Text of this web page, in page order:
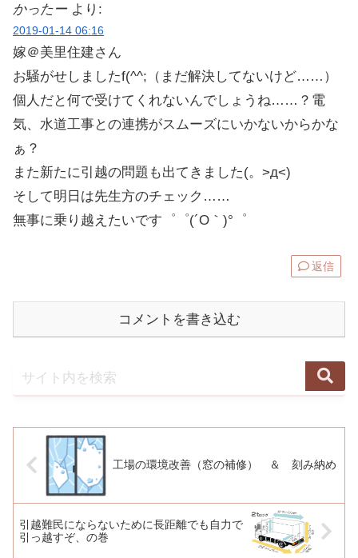
かったー より:
2019-01-14 06:16
嫁＠美里住建さん
お騒がせしましたf(^^;（まだ解決してないけど……）
個人だと何で受けてくれないんでしょうね……？電
気、水道工事との連携がスムーズにいかないからかな
ぁ？
また新たに引越の問題も出てきました(。>д<)
そして明日は先生方のチェック……
無事に乗り越えたいです゜゜(´O｀)°゜
返信
コメントを書き込む
工場の環境改善（窓の補修） ＆ 刻み納め
引越難民にならないために長距離でも自力で
引っ越すぞ、の巻